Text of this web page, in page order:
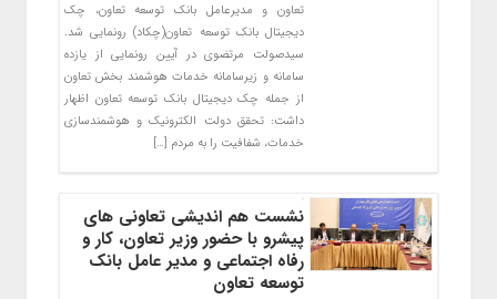
تعاون و مدیرعامل بانک توسعه تعاون، چک
دیجیتال بانک توسعه تعاون(چکاد) رونمایی شد.
سیدصولت مرتضوی در آیین رونمایی از یازده
سامانه‎ و زیرسامانه خدمات هوشمند بخش تعاون
از جمله چک دیجیتال بانک توسعه تعاون اظهار
داشت: تحقق دولت الکترونیک و هوشمندسازی
خدمات، شفافیت را به مردم […]
نشست هم اندیشی تعاونی های
پیشرو با حضور وزیر تعاون، کار و
رفاه اجتماعی و مدیر عامل بانک
توسعه تعاون